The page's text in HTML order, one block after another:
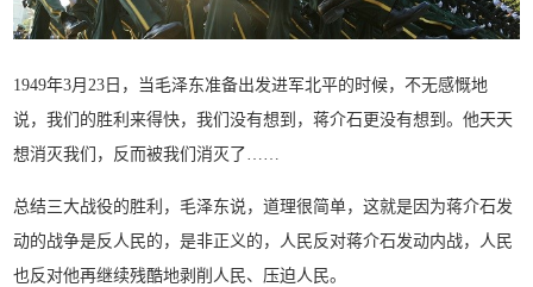
1949年3月23日，当毛泽东准备出发进军北平的时候，不无感慨地
说，我们的胜利来得快，我们没有想到，蒋介石更没有想到。他天天
想消灭我们，反而被我们消灭了……
总结三大战役的胜利，毛泽东说，道理很简单，这就是因为蒋介石发
动的战争是反人民的，是非正义的，人民反对蒋介石发动内战，人民
也反对他再继续残酷地剥削人民、压迫人民。